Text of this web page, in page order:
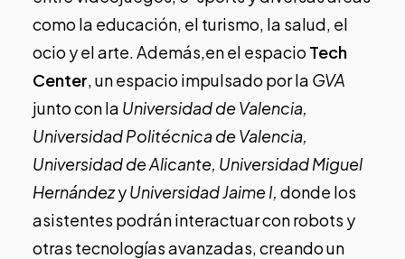
como la educación, el turismo, la salud, el
ocio y el arte. Además,en el espacio Tech
Center, un espacio impulsado por la GVA
junto con la Universidad de Valencia,
Universidad Politécnica de Valencia,
Universidad de Alicante, Universidad Miguel
HernándezyUniversidad Jaime I, donde los
asistentes podrán interactuar con robots y
otras tecnologías avanzadas, creando un